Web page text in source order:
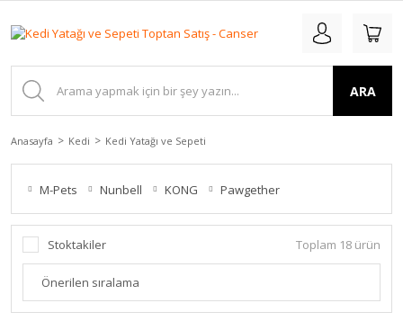
ARA
Anasayfa Kedi Kedi Yatağı ve Sepeti
M-Pets Nunbell KONG Pawgether
Stoktakiler Toplam 18 ürün